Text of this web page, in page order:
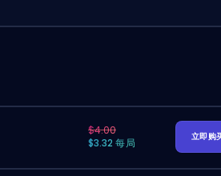
$4.00
$3.32 每局
立即购